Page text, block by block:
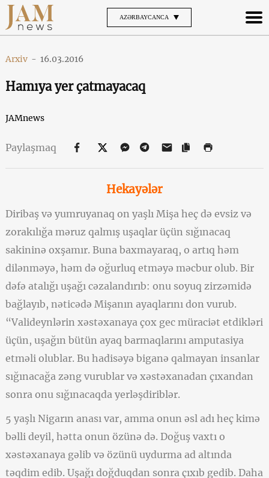
AZƏRBAYCANCA
Arxiv - 16.03.2016
Hamıya yer çatmayacaq
JAMnews
Paylaşmaq
Hekayələr
Diribaş və yumruyanaq on yaşlı Mişa heç də evsiz və
zorakılığa məruz qalmış uşaqlar üçün sığınacaq
sakininə oxşamır. Buna baxmayaraq, o artıq həm
dilənməyə, həm də oğurluq etməyə məcbur olub. Bir
dəfə atalığı uşağı cəzalandırıb: onu soyuq zirzəmidə
bağlayıb, nəticədə Mişanın ayaqlarını don vurub.
“Valideynlərin xəstəxanaya çox gec müraciət etdikləri
üçün, uşağın bütün ayaq barmaqlarını amputasiya
etməli olublar. Bu hadisəyə biganə qalmayan insanlar
sığınacağa zəng vurublar və xəstəxanadan çıxandan
sonra onu sığınacaqda yerləşdiriblər.
5 yaşlı Nigarın anası var, amma onun əsl adı heç kimə
bəlli deyil, hətta onun özünə də. Doğuş vaxtı o
xəstəxanaya gəlib və özünü uydurma ad altında
təqdim edib. Uşağı doğduqdan sonra çıxıb gedib. Daha